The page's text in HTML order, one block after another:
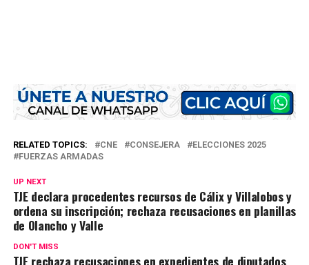
RELATED TOPICS: CNE CONSEJERA
ELECCIONES 2025
FUERZAS ARMADAS
UP NEXT
TJE declara procedentes recursos de Cálix y Villalobos y
ordena su inscripción; rechaza recusaciones en planillas
de Olancho y Valle
DON'T MISS
TJE rechaza recusaciones en expedientes de diputados